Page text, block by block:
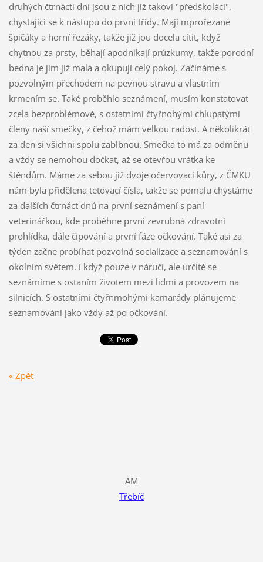
druhých čtrnáctí dní jsou z nich již takoví "předškoláci",
chystající se k nástupu do první třídy. Mají mprořezané
špičáky a horní řezáky, takže již jou docela cítit, když
chytnou za prsty, běhají apodnikají průzkumy, takže porodní
bedna je jim již malá a okupují celý pokoj. Začínáme s
pozvolným přechodem na pevnou stravu a vlastním
krmením se. Také proběhlo seznámení, musím konstatovat
zcela bezproblémové, s ostatními čtyřnohými chlupatými
členy naší smečky, z čehož mám velkou radost. A několikrát
za den si všichni spolu zablbnou. Smečka to má za odměnu
a vždy se nemohou dočkat, až se otevřou vrátka ke
štěndům. Máme za sebou již dvoje očervovací kůry, z ČMKU
nám byla přidělena tetovací čísla, takže se pomalu chystáme
za dalších čtrnáct dnů na první seznámení s paní
veterinářkou, kde proběhne první zevrubná zdravotní
prohlídka, dále čipování a první fáze očkování. Také asi za
týden začne probíhat pozvolná socializace a seznamování s
okolním světem. i když pouze v náručí, ale určitě se
seznámíme s ostaním životem mezi lidmi a provozem na
silnicích. S ostatními čtyřnmohými kamarády plánujeme
seznamování jako vždy až po očkování.
« Zpět
AM
Třebíč